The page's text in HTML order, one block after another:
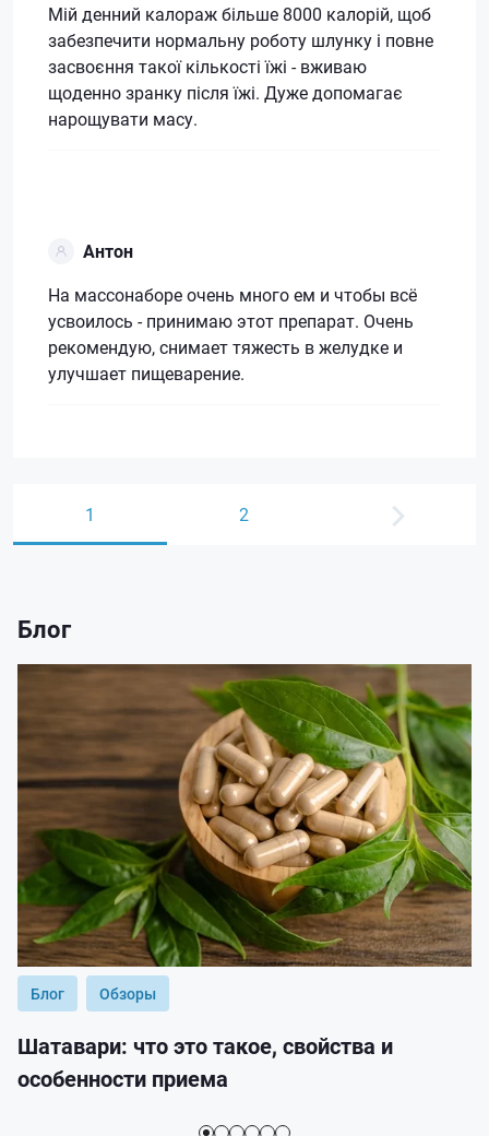
Мій денний калораж більше 8000 калорій, щоб
забезпечити нормальну роботу шлунку і повне
засвоєння такої кількості їжі - вживаю
щоденно зранку після їжі. Дуже допомагає
нарощувати масу.
Антон
На массонаборе очень много ем и чтобы всё
усвоилось - принимаю этот препарат. Очень
рекомендую, снимает тяжесть в желудке и
улучшает пищеварение.
1 2
Блог
Блог Обзоры
Шатавари: что это такое, свойства и
особенности приема